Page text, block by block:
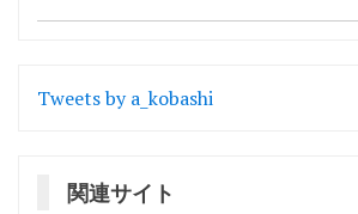
Tweets by a_kobashi
関連サイト